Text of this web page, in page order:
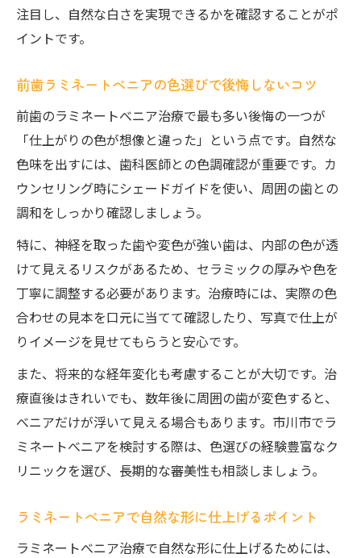
注目し、自然な白さを実現できるかを確認することがポ
イントです。
前歯ラミネートべニアの色選びで後悔しないコツ
前歯のラミネートべニア治療で最も多い後悔の一つが
「仕上がりの色が想像と違った」という点です。自然な
色味を出すには、歯科医師との色調確認が重要です。カ
ウンセリング時にシェードガイドを使い、周囲の歯との
調和をしっかり確認しましょう。
特に、神経を取った歯や変色が強い歯は、内部の色が透
けて見えるリスクがあるため、セラミックの厚みや色を
丁寧に調整する必要があります。治療時には、実際の色
合わせの見本を口元に当てて確認したり、写真で仕上が
りイメージを見せてもらうと安心です。
また、将来的な経年変化も考慮することが大切です。治
療直後はきれいでも、数年後に周囲の歯が変色すると、
べニアだけが浮いて見える場合もあります。市川市でラ
ミネートべニアを検討する際は、色選びの経験豊富なク
リニックを選び、長期的な審美性も相談しましょう。
ラミネートべニアで自然な形に仕上げるポイント
ラミネートべニア治療で自然な形に仕上げるためには、